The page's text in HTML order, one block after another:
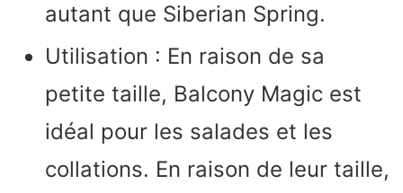
autant que Siberian Spring.
Utilisation : En raison de sa
petite taille, Balcony Magic est
idéal pour les salades et les
collations. En raison de leur taille,